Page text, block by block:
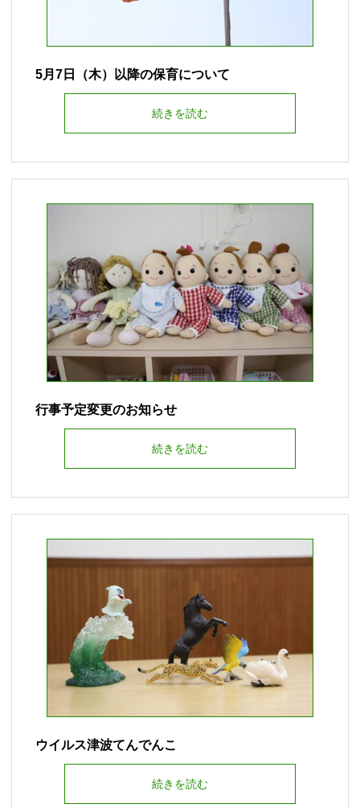
5月7日（木）以降の保育について
続きを読む
行事予定変更のお知らせ
続きを読む
ウイルス津波てんでんこ
続きを読む